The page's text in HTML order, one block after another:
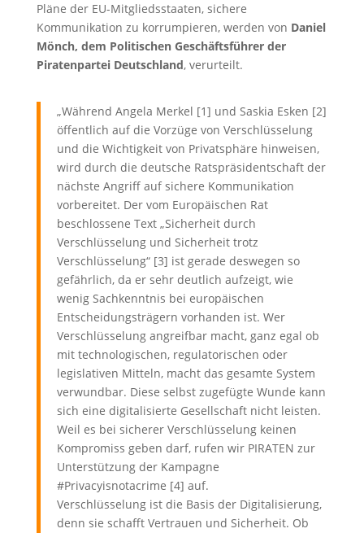
Pläne der EU-Mitgliedsstaaten, sichere
Kommunikation zu kor­rum­pie­ren, werden von Daniel
Mönch, dem Politischen Geschäftsführer der
Piratenpartei Deutschland, verurteilt.
„Während Angela Merkel [1] und Saskia Esken [2]
öffentlich auf die Vorzüge von Verschlüsselung
und die Wichtigkeit von Privatsphäre hinweisen,
wird durch die deutsche Ratspräsidentschaft der
nächste Angriff auf sichere Kommunikation
vorbereitet. Der vom Europäischen Rat
beschlossene Text „Sicherheit durch
Verschlüsselung und Sicherheit trotz
Verschlüsselung“ [3] ist gerade deswegen so
gefährlich, da er sehr deutlich aufzeigt, wie
wenig Sachkenntnis bei europäischen
Entscheidungsträgern vorhanden ist. Wer
Verschlüsselung angreifbar macht, ganz egal ob
mit technologischen, regulatorischen oder
legislativen Mitteln, macht das gesamte System
verwundbar. Diese selbst zugefügte Wunde kann
sich eine digitalisierte Gesellschaft nicht leisten.
Weil es bei sicherer Verschlüsselung keinen
Kompromiss geben darf, rufen wir PIRATEN zur
Unterstützung der Kampagne
#Privacyisnotacrime [4] auf.
Verschlüsselung ist die Basis der Digitalisierung,
denn sie schafft Vertrauen und Sicherheit. Ob